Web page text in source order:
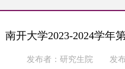
南开大学2023-2024学年
发布者：研究生院 发布